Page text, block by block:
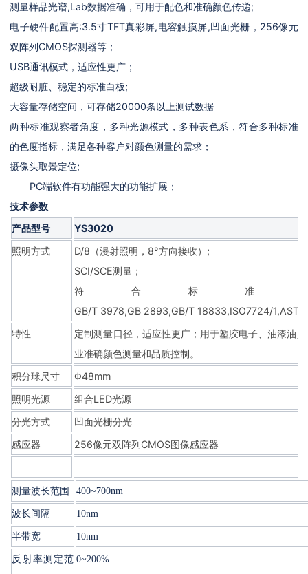
测量样品光谱,Lab数据准确，可用于配色和准确颜色传递;
电子硬件配置高:3.5寸TFT真彩屏,电容触摸屏,凹面光栅，256像元
双阵列CMOS探测器等；
USB通讯模式，适应性更广；
超级耐脏、稳定的标准白板;
大容量存储空间，可存储20000条以上测试数据
两种标准观察者角度，多种光源模式，多种表色系，符合多种标准
的色度指标，满足各种客户对颜色测量的需求；
摄像头取景定位;
PC端软件有功能强大的功能扩展；
技术参数
产品型号
YS3020
照明方式
D/8（漫射照明，8°方向接收）;
SCI/SCE测量；
符合标准CIE
GB/T 3978,GB 2893,GB/T 18833,ISO7724/
特性
定制测量口径，适应性更广；用于塑胶电子、油漆油
业准确颜色测量和品质控制。
积分球尺寸
Φ48mm
照明光源
组合LED光源
分光方式
凹面光栅分光
感应器
256像元双阵列CMOS图像感应器
测量波长范围 400~700nm
波长间隔 10nm
半带宽 10nm
反射率测定范 0~200%